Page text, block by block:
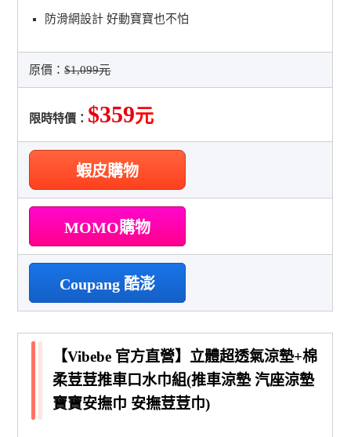
防滑網設計 好動寶寶也不怕
原價：$1,099元
限時特價： $359元
蝦皮購物
MOMO購物
Coupang 酷澎
【Vibebe 官方直營】立體超透氣涼墊+棉
柔荳荳推車口水巾組(推車涼墊 汽座涼墊
寶寶安撫巾 安撫荳荳巾)